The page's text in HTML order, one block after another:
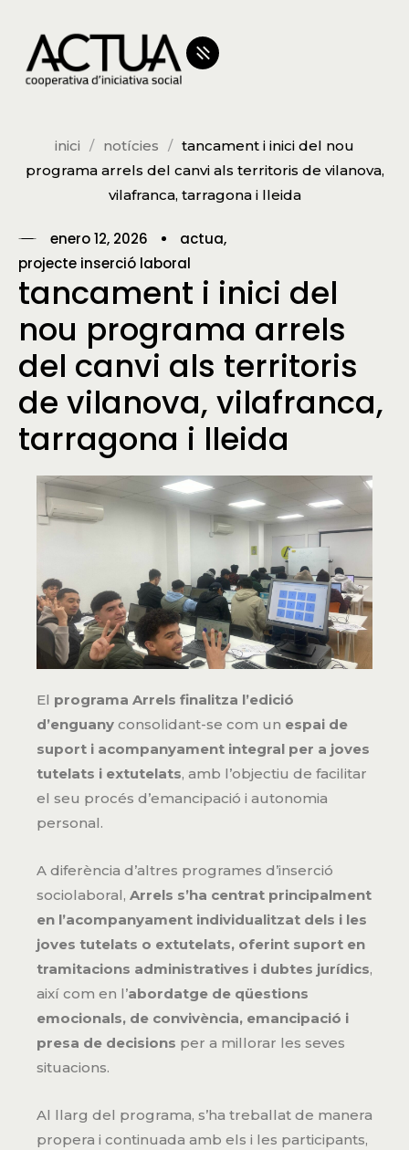
inici notícies
tancament i inici del nou
programa arrels del canvi als territoris de vilanova,
vilafranca, tarragona i lleida
enero 12, 2026
actua
projecte inserció laboral
tancament i inici del
nou programa arrels
del canvi als territoris
de vilanova, vilafranca,
tarragona i lleida
El programa Arrels finalitza l’edició
d’enguany consolidant-se com un espai de
suport i acompanyament integral per a joves
tutelats i extutelats, amb l’objectiu de facilitar
el seu procés d’emancipació i autonomia
personal.
A diferència d’altres programes d’inserció
sociolaboral, Arrels s’ha centrat principalment
en l’acompanyament individualitzat dels i les
joves tutelats o extutelats, oferint suport en
tramitacions administratives i dubtes jurídics,
així com en l’abordatge de qüestions
emocionals, de convivència, emancipació i
presa de decisions per a millorar les seves
situacions.
Al llarg del programa, s’ha treballat de manera
propera i continuada amb els i les participants,